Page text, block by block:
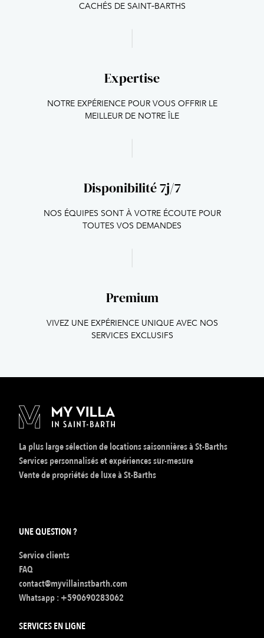
CACHÉS DE SAINT‑BARTHS
Expertise
NOTRE EXPÉRIENCE POUR VOUS OFFRIR LE
MEILLEUR DE NOTRE ÎLE
Disponibilité 7j/7
NOS ÉQUIPES SONT À VOTRE ÉCOUTE POUR
TOUTES VOS DEMANDES
Premium
VIVEZ UNE EXPÉRIENCE UNIQUE AVEC NOS
SERVICES EXCLUSIFS
La plus large sélection de locations saisonnières à St-Barths
Services personnalisés et expériences sur-mesure
Vente de propriétés de luxe à St-Barths
UNE QUESTION ?
Service clients
FAQ
contact@myvillainstbarth.com
Whatsapp : +590690283062
SERVICES EN LIGNE